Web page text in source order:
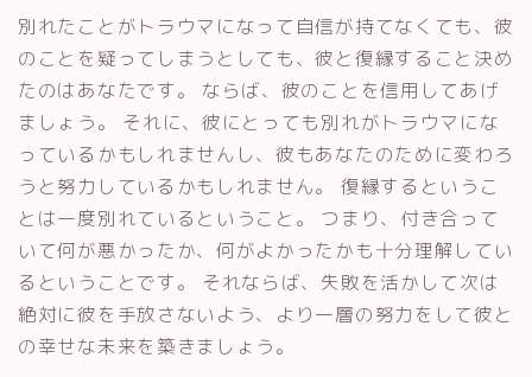
別れたことがトラウマになって自信が持てなくても、彼
のことを疑ってしまうとしても、彼と復縁すること決め
たのはあなたです。 ならば、彼のことを信用してあげ
ましょう。 それに、彼にとっても別れがトラウマにな
っているかもしれませんし、彼もあなたのために変わろ
うと努力しているかもしれません。 復縁するというこ
とは一度別れているということ。 つまり、付き合って
いて何が悪かったか、何がよかったかも十分理解してい
るということです。 それならば、失敗を活かして次は
絶対に彼を手放さないよう、より一層の努力をして彼と
の幸せな未来を築きましょう。